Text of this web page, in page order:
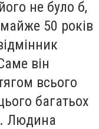
не було б,
50 років
він
всього
багатьох
Людина